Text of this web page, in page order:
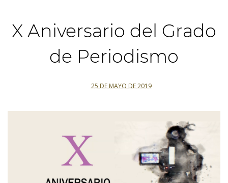
X Aniversario del Grado
de Periodismo
25 DE MAYO DE 2019